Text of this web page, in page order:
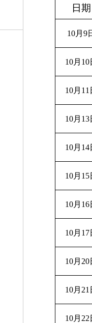
日期
10月9
10月10
10月11
10月13
10月14
10月15
10月16
10月17
10月20
10月21
10月22